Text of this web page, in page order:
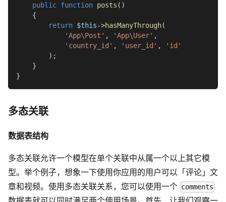
public function posts ( )
{
return $this->hasManyThrough(
'App\Post' , 'App\User' ,
'country_id' , 'user_id' ,
'id'
) ;
}
}
多态关联
数据表结构
多态关联允许一个模型在单个关联中从属一个以上其它模
型。举个例子，想象一下使用你应用的用户可以「评论」文
章和视频。使用多态关联关系，您可以使用一个 comments